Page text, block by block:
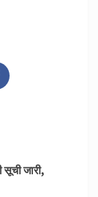
जारी,